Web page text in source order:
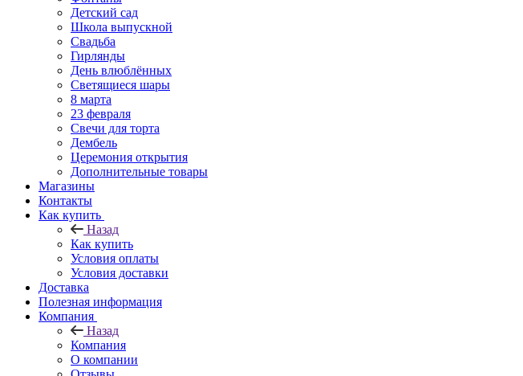
Детский сад
Школа выпускной
Свадьба
Гирлянды
День влюблённых
Светящиеся шары
8 марта
23 февраля
Свечи для торта
Дембель
Церемония открытия
Дополнительные товары
Магазины
Контакты
Как купить
Назад
Как купить
Условия оплаты
Условия доставки
Доставка
Полезная информация
Компания
Назад
Компания
О компании